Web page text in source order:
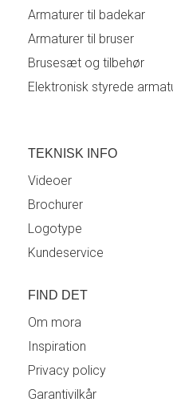
Armaturer til badekar
Armaturer til bruser
Brusesæt og tilbehør
Elektronisk styrede
TEKNISK INFO
Videoer
Brochurer
Logotype
Kundeservice
FIND DET
Om mora
Inspiration
Privacy policy
Garantivilkår